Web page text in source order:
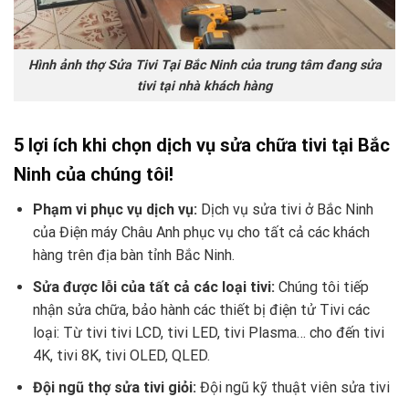
Hình ảnh thợ Sửa Tivi Tại Bắc Ninh của trung tâm đang sửa
tivi tại nhà khách hàng
5 lợi ích khi chọn dịch vụ sửa chữa tivi tại Bắc
Ninh của chúng tôi!
Phạm vi phục vụ dịch vụ:Dịch vụ sửa tivi ở Bắc Ninh
của Điện máy Châu Anh phục vụ cho tất cả các khách
hàng trên địa bàn tỉnh Bắc Ninh.
Sửa được lỗi của tất cả các loại tivi:Chúng tôi tiếp
nhận sửa chữa, bảo hành các thiết bị điện tử Tivi các
loại: Từ tivi tivi LCD, tivi LED, tivi Plasma… cho đến tivi
4K, tivi 8K, tivi OLED, QLED.
Đội ngũ thợ sửa tivi giỏi: Đội ngũ kỹ thuật viên sửa tivi